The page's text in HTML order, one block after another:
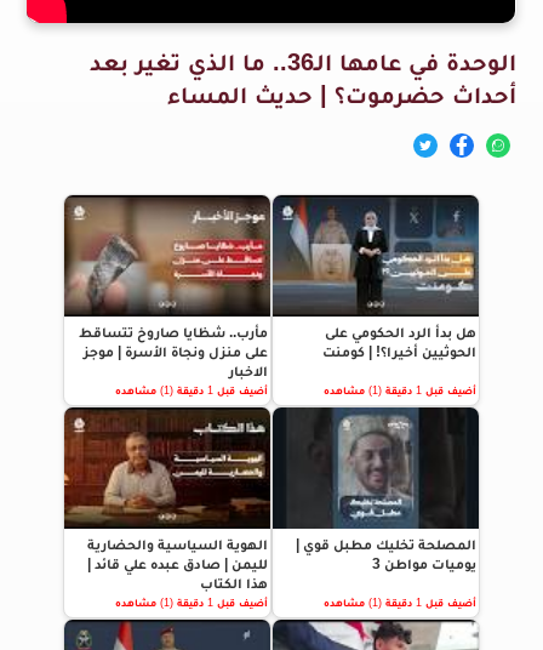
الوحدة في عامها الـ36.. ما الذي تغير بعد
أحداث حضرموت؟ | حديث المساء
هل بدأ الرد الحكومي على
الحوثيين أخيرا؟! | كومنت
أضيف قبل 1 دقيقة (1) مشاهده
مأرب.. شظايا صاروخ تتساقط
على منزل ونجاة الأسرة | موجز
الاخبار
أضيف قبل 1 دقيقة (1) مشاهده
المصلحة تخليك مطبل قوي |
يوميات مواطن 3
أضيف قبل 1 دقيقة (1) مشاهده
الهوية السياسية والحضارية
لليمن | صادق عبده علي قائد |
هذا الكتاب
أضيف قبل 1 دقيقة (1) مشاهده